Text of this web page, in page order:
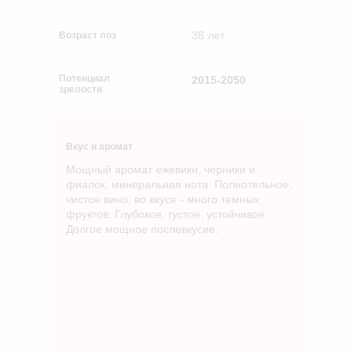
Мощный аромат ежевики, черники и
фиалок, минеральная нота. Полнотельное,
чистое вино, во вкусе - много темных
фруктов. Глубокое, густое, устойчивое.
Долгое мощное послевкусие.
Вкус и аромат
Потенциал
зрелости
38 лет
Возраст лоз
2015-2050